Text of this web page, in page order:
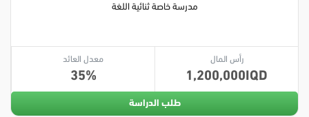
مدرسة خاصة ثنائية اللغة
رأس المال
1,200,000
معدل العائد
35
طلب الدراسة